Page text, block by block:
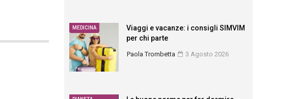
MEDICINA
Viaggi e vacanze: i consigli SIMVIM
per chi parte
Paola Trombetta 3 Agosto 2026